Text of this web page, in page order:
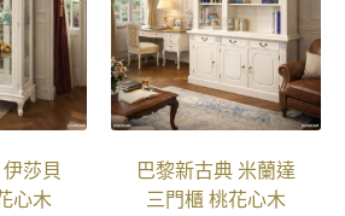
莎貝
心木
巴黎新古典 米蘭達
三門櫃 桃花心木